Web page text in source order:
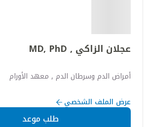
عجلان الزاكي , MD, PhD
أمراض الدم وسرطان الدم , معهد الأورام
عرض الملف الشخصي
طلب موعد